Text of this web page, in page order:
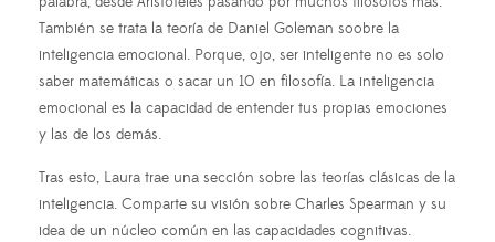
También se trata la teoría de Daniel Goleman soobre la
inteligencia emocional. Porque, ojo, ser inteligente no es solo
saber matemáticas o sacar un 10 en filosofía. La inteligencia
emocional es la capacidad de entender tus propias emociones
y las de los demás.
Tras esto, Laura trae una sección sobre las teorías clásicas de la
inteligencia. Comparte su visión sobre Charles Spearman y su
idea de un núcleo común en las capacidades cognitivas.